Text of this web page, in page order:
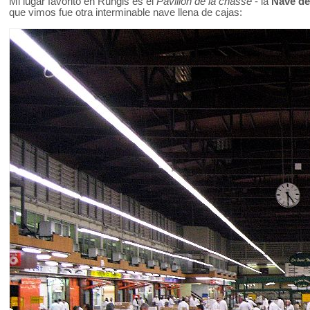
que vimos fue otra interminable nave llena de cajas: